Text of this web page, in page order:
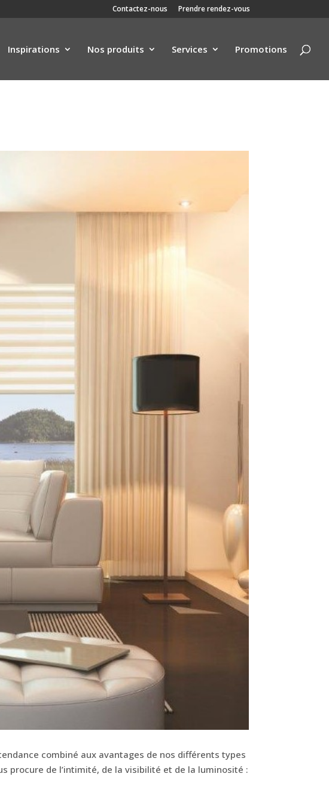
Contactez-nous Prendre rendez-vous
Inspirations Nos produits Services Promotions
combiné aux avantages de nos différents types
procure de l’intimité, de la visibilité et de la luminosité :